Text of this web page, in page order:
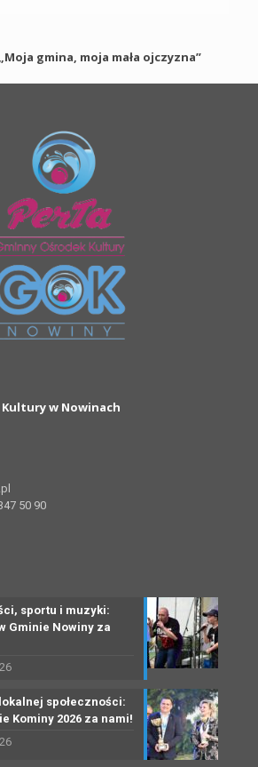
gmina, moja mała ojczyzna”
w Nowinach
50 90
sportu i muzyki:
Gminie Nowiny za
społeczności:
Kominy 2026 za nami!